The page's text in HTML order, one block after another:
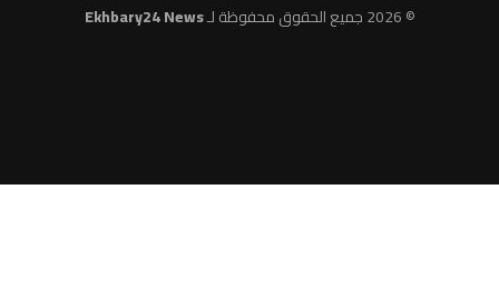
© 2026 جميع الحقوق محفوظة لـ Ekhbary24 News